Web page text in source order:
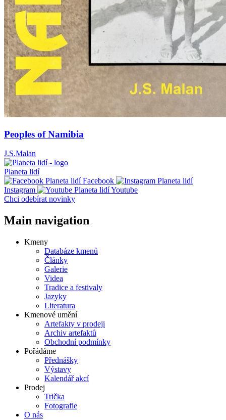
Peoples of Namibia
J.S.Malan
Planeta lidí
Facebook
Instagram
Youtube
Chci odebírat novinky
Main navigation
Kmeny
Databáze kmenů
Články
Galerie
Videa
Tradice a festivaly
Jazyky
Literatura
Kmenové umění
Artefakty v prodeji
Archiv artefaktů
Obchodní podmínky
Pořádáme
Přednášky
Výstavy
Kalendář akcí
Prodej
Trička
Fotografie
O nás